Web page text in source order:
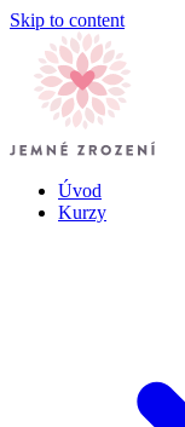
Skip to content
Úvod
Kurzy